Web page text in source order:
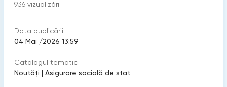
936 vizualizări
Data publicării:
04 Mai /2026 13:59
Catalogul tematic
Noutăți | Asigurare socială de stat